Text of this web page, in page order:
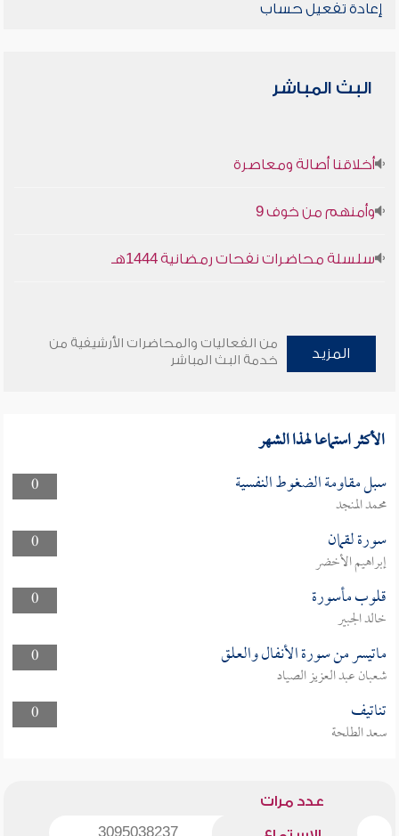
إعادة تفعيل حساب
البث المباشر
أخلاقنا أصالة ومعاصرة
وأمنهم من خوف 9
سلسلة محاضرات نفحات رمضانية 1444هـ
المزيد
من الفعاليات والمحاضرات الأرشيفية من
خدمة البث المباشر
الأكثر استماعا لهذا الشهر
0 سبل مقاومة الضغوط النفسية
محمد المنجد
0
سورة لقمان
إبراهيم الأخضر
0
قلوب مأسورة
خالد الجبير
0
ماتيسر من سورة الأنفال والعلق
شعبان عبد العزيز الصياد
0
تناتيف
سعد الطلحة
عدد مرات